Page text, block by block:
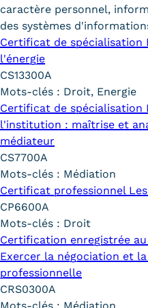
suites de
Modalités
Alternance
l'Expérience
Validation
supérieures
Validation
caractère personnel,
des systèmes
Certificat de spécialisation
l'énergie
CS13300A
Mots-clés : Droit, Energie
Certificat de spécialisation
l'institution : maîtrise et
médiateur
CS7700A
Mots-clés : Médiation
Certificat professionnel
CP6600A
Mots-clés : Droit
Certification enregistrée
Exercer la négociation et
professionnelle
CRS0300A